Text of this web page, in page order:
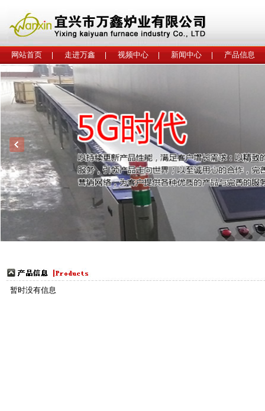
网站首页 走进万鑫 视频中心 新闻中心
产品信息
工程案例
联系我们
暂时没有信息